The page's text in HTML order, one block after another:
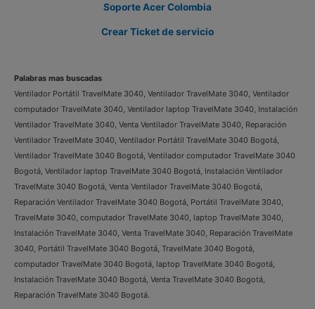
Soporte Acer Colombia
Crear Ticket de servicio
Palabras mas buscadas
Ventilador Portátil TravelMate 3040, Ventilador TravelMate 3040, Ventilador
computador TravelMate 3040, Ventilador laptop TravelMate 3040, Instalación
Ventilador TravelMate 3040, Venta Ventilador TravelMate 3040, Reparación
Ventilador TravelMate 3040, Ventilador Portátil TravelMate 3040 Bogotá,
Ventilador TravelMate 3040 Bogotá, Ventilador computador TravelMate 3040
Bogotá, Ventilador laptop TravelMate 3040 Bogotá, Instalación Ventilador
TravelMate 3040 Bogotá, Venta Ventilador TravelMate 3040 Bogotá,
Reparación Ventilador TravelMate 3040 Bogotá, Portátil TravelMate 3040,
TravelMate 3040, computador TravelMate 3040, laptop TravelMate 3040,
Instalación TravelMate 3040, Venta TravelMate 3040, Reparación TravelMate
3040, Portátil TravelMate 3040 Bogotá, TravelMate 3040 Bogotá,
computador TravelMate 3040 Bogotá, laptop TravelMate 3040 Bogotá,
Instalación TravelMate 3040 Bogotá, Venta TravelMate 3040 Bogotá,
Reparación TravelMate 3040 Bogotá.